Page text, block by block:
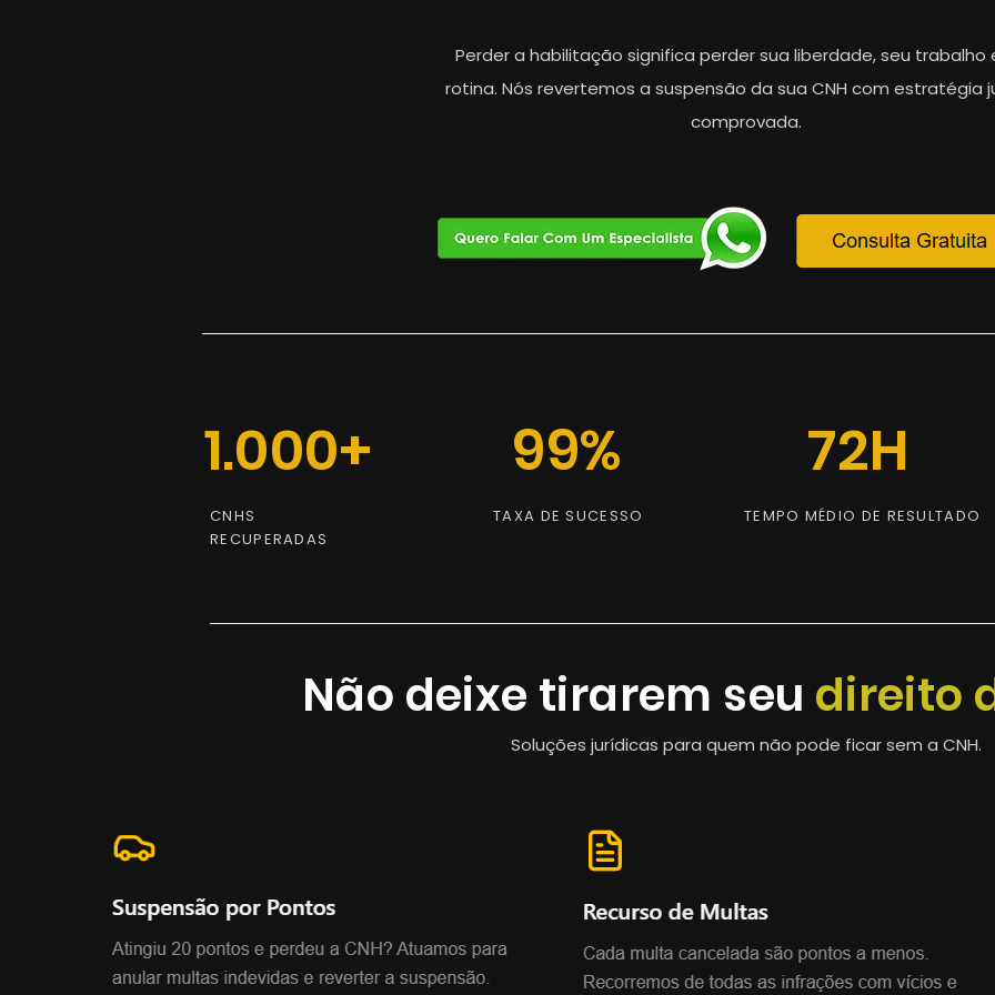
Perder a habilitação significa perder sua liberdade, seu trabalho
rotina. Nós revertemos a suspensão da sua CNH com estratégia
comprovada.
1.000+
CNHS
RECUPERADAS
99%
TAXA DE SUCESSO
72H
TEMPO MÉDIO DE RESULTADO
Não deixe tirarem seu direito
Soluções jurídicas para quem não pode ficar sem a CNH.